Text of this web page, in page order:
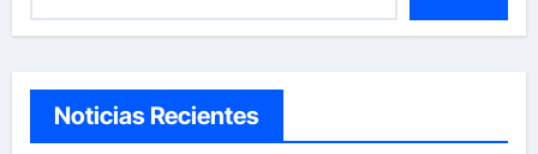
Noticias Recientes